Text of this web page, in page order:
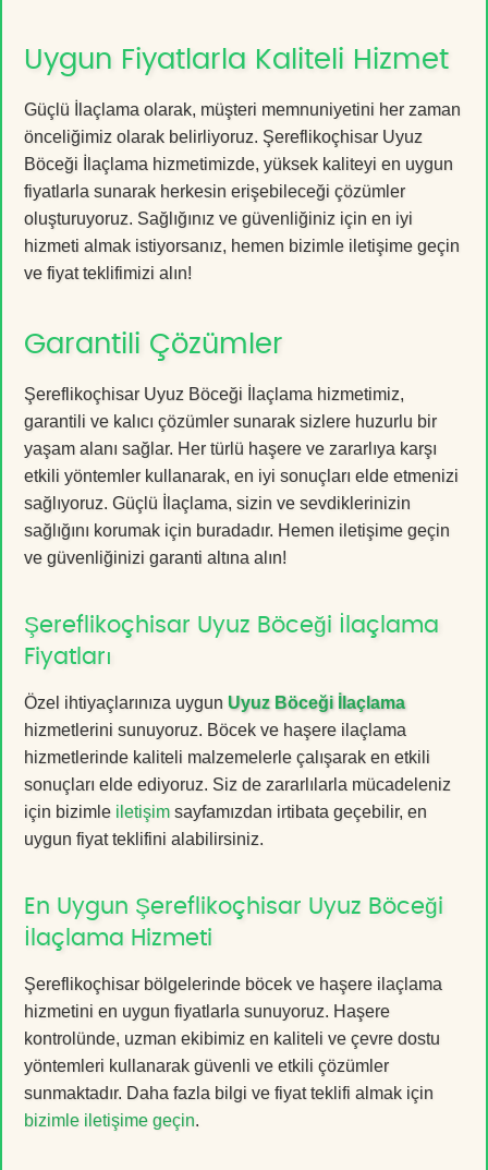
Uygun Fiyatlarla Kaliteli Hizmet
Güçlü İlaçlama olarak, müşteri memnuniyetini her zaman
önceliğimiz olarak belirliyoruz. Şereflikoçhisar Uyuz
Böceği İlaçlama hizmetimizde, yüksek kaliteyi en uygun
fiyatlarla sunarak herkesin erişebileceği çözümler
oluşturuyoruz. Sağlığınız ve güvenliğiniz için en iyi
hizmeti almak istiyorsanız, hemen bizimle iletişime geçin
ve fiyat teklifimizi alın!
Garantili Çözümler
Şereflikoçhisar Uyuz Böceği İlaçlama hizmetimiz,
garantili ve kalıcı çözümler sunarak sizlere huzurlu bir
yaşam alanı sağlar. Her türlü haşere ve zararlıya karşı
etkili yöntemler kullanarak, en iyi sonuçları elde etmenizi
sağlıyoruz. Güçlü İlaçlama, sizin ve sevdiklerinizin
sağlığını korumak için buradadır. Hemen iletişime geçin
ve güvenliğinizi garanti altına alın!
Şereflikoçhisar Uyuz Böceği İlaçlama
Fiyatları
Özel ihtiyaçlarınıza uygun Uyuz Böceği İlaçlama
hizmetlerini sunuyoruz. Böcek ve haşere ilaçlama
hizmetlerinde kaliteli malzemelerle çalışarak en etkili
sonuçları elde ediyoruz. Siz de zararlılarla mücadeleniz
için bizimle iletişim sayfamızdan irtibata geçebilir, en
uygun fiyat teklifini alabilirsiniz.
En Uygun Şereflikoçhisar Uyuz Böceği
İlaçlama Hizmeti
Şereflikoçhisar bölgelerinde böcek ve haşere ilaçlama
hizmetini en uygun fiyatlarla sunuyoruz. Haşere
kontrolünde, uzman ekibimiz en kaliteli ve çevre dostu
yöntemleri kullanarak güvenli ve etkili çözümler
sunmaktadır. Daha fazla bilgi ve fiyat teklifi almak için
bizimle iletişime geçin.